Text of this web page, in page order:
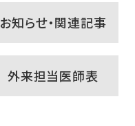
お知らせ・関連記事
外来担当医師表